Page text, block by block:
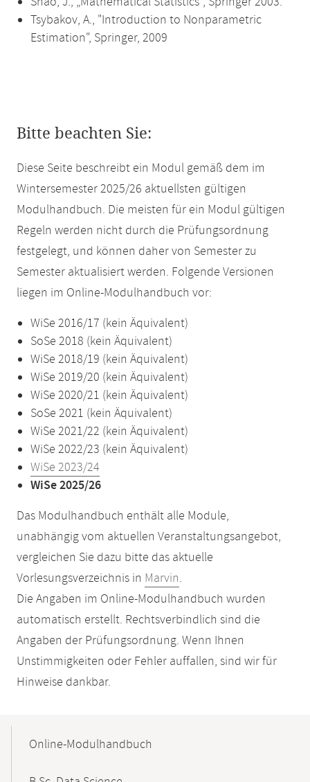
Tsybakov, A., "Introduction to Nonparametric
Estimation", Springer, 2009
Bitte beachten Sie:
Diese Seite beschreibt ein Modul gemäß dem im
Wintersemester 2025/26 aktuellsten gültigen
Modulhandbuch. Die meisten für ein Modul gültigen
Regeln werden nicht durch die Prüfungsordnung
festgelegt, und können daher von Semester zu
Semester aktualisiert werden. Folgende Versionen
liegen im Online-Modulhandbuch vor:
WiSe 2016/17 (kein Äquivalent)
SoSe 2018 (kein Äquivalent)
WiSe 2018/19 (kein Äquivalent)
WiSe 2019/20 (kein Äquivalent)
WiSe 2020/21 (kein Äquivalent)
SoSe 2021 (kein Äquivalent)
WiSe 2021/22 (kein Äquivalent)
WiSe 2022/23 (kein Äquivalent)
WiSe 2023/24
WiSe 2025/26
Das Modulhandbuch enthält alle Module,
unabhängig vom aktuellen Veranstaltungsangebot,
vergleichen Sie dazu bitte das aktuelle
Vorlesungsverzeichnis in Marvin.
Die Angaben im Online-Modulhandbuch wurden
automatisch erstellt. Rechtsverbindlich sind die
Angaben der Prüfungsordnung. Wenn Ihnen
Unstimmigkeiten oder Fehler auffallen, sind wir für
Hinweise dankbar.
NavigationOnline-Modulhandbuch